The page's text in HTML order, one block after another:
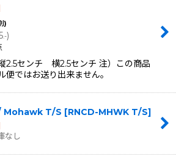
)
.-)
2.5センチ 横2.5センチ 注）この商品
便ではお送り出来ません。
Mohawk T/S [RNCD-MHWK T/S]
なし